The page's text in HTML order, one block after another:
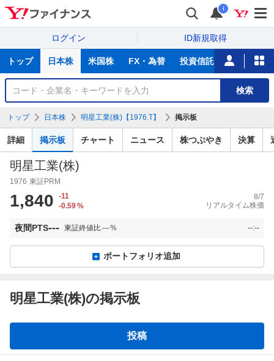
i
ログイン ID新規取得
サ
トップ 日本株 米国株 FX・為替 投資信託 ニュース
銘
検
索
検索
トップ 日本株 明星工業(株)【1976.T】 掲示板
詳細 掲示板 チャート ニュース 株つぶやき 決算
明星工業(株)
1976 東証PRM
1,840
-11
-0.59%
8/7
リアルタイム株価
夜間PTS--- 東証終値比---% --:--
ポートフォリオ追加
明星工業(株)の掲示板
板
投稿